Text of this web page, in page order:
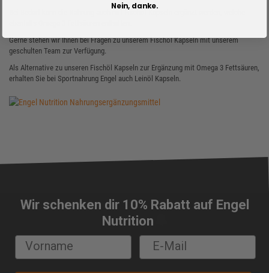
Bei Bedarf kann die Nahrung auch mit Fischöl Kapseln ergänzt werden, welche
Gerne stehen wir Ihnen bei Fragen zu unserem Fischöl Kapseln mit unserem
geschulten Team zur Verfügung.
Als Alternative zu unseren Fischöl Kapseln zur Ergänzung mit Omega 3 Fettsäuren,
erhalten Sie bei Sportnahrung Engel auch Leinöl Kapseln.
Wir schenken dir 10% Rabatt auf Engel
Nutrition
Nein, danke.